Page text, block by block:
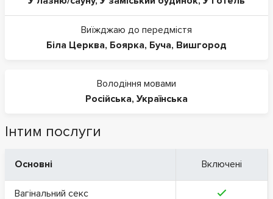
Виїжджаю до передмістя
Біла Церква, Боярка, Буча, Вишгород
Володіння мовами
Російська, Українська
Інтим послуги
Основні Включені
Вагінальний секс